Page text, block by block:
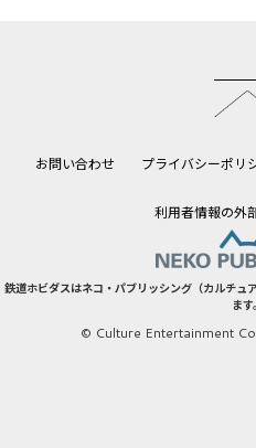
お問い合わせ プライバシーポリ
利用者情報の外
鉄道ホビダスはネコ・パブリッシング（カルチュ
ます。
© Culture Entertainment